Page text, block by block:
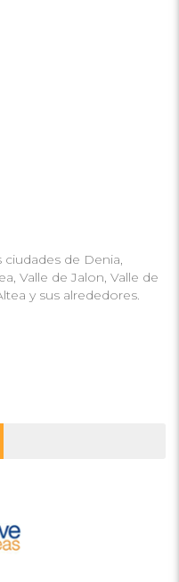
de Denia,
Valle de Jalon, Valle de
y sus alrededores.